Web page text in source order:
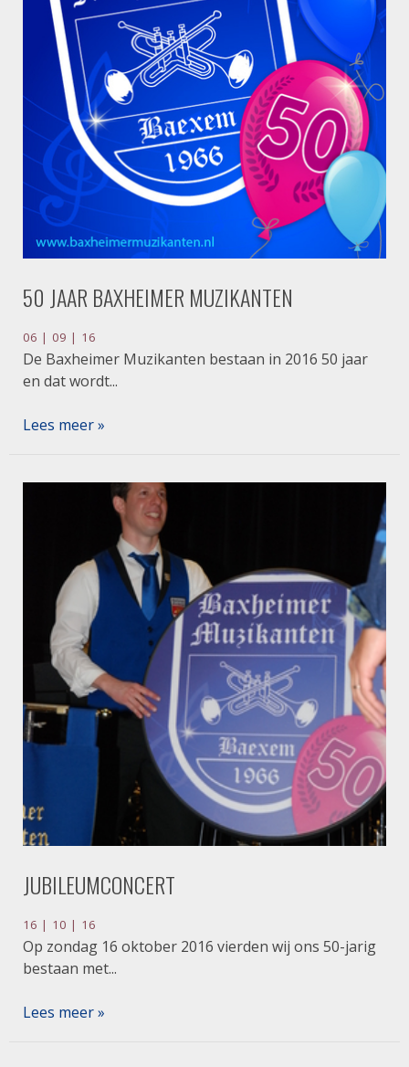
50 JAAR BAXHEIMER MUZIKANTEN
06 | 09 | 16
De Baxheimer Muzikanten bestaan in 2016 50 jaar
en dat wordt...
Lees meer »
JUBILEUMCONCERT
16 | 10 | 16
Op zondag 16 oktober 2016 vierden wij ons 50-jarig
bestaan met...
Lees meer »